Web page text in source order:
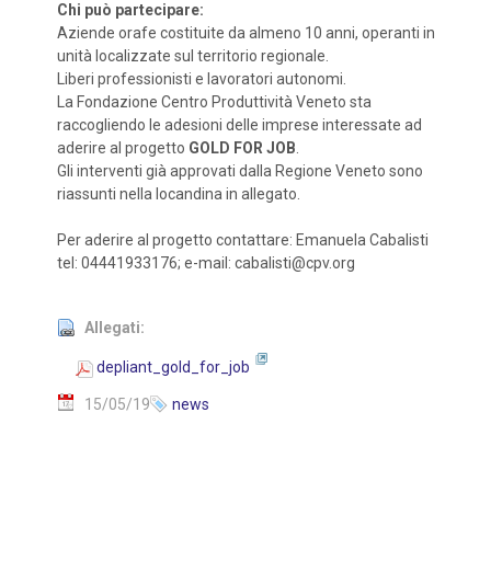
Chi può partecipare:
Aziende orafe costituite da almeno 10 anni, operanti in
unità localizzate sul territorio regionale.
Liberi professionisti e lavoratori autonomi.
La Fondazione Centro Produttività Veneto sta
raccogliendo le adesioni delle imprese interessate ad
aderire al progetto GOLD FOR JOB.
Gli interventi già approvati dalla Regione Veneto sono
riassunti nella locandina in allegato.
Per aderire al progetto contattare: Emanuela Cabalisti
tel: 04441933176; e-mail: cabalisti@cpv.org
Allegati:
depliant_gold_for_job
15/05/19 news